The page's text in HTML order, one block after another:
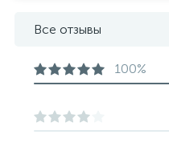
Все отзывы
100%